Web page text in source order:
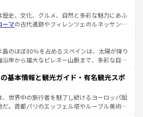
歴史、文化、グルメ、自然と多彩な魅力にあふ
ーマの古代遺跡やフィレンツェのルネッサンス
カーナの美しい田園風景やアマルフィ海岸の絶
然景観も見逃せない。観光の合間には、本場の
タなど、絶品のイタリア料理を堪能することも
るイタリアで、忘れられない旅をしてみよう！
イタリア情報は
島のほぼ80％を占めるスペインは、太陽が降り
沿岸から雄大なピレネー山脈まで、多彩な自然
くこの国では、情熱的なフラメンコ、熱気あふ
そして美味しいタパスが生活の一部となってい
ドリードの洗練された雰囲気や、バルセロナの
れた街角から、地方では古代ローマ遺跡や中世
基本情報と観光ガイド・有名観光スポ
、世界中の旅行者を魅了し続けるヨーロッパ屈
だ。首都パリのエッフェル塔やルーブル美術館